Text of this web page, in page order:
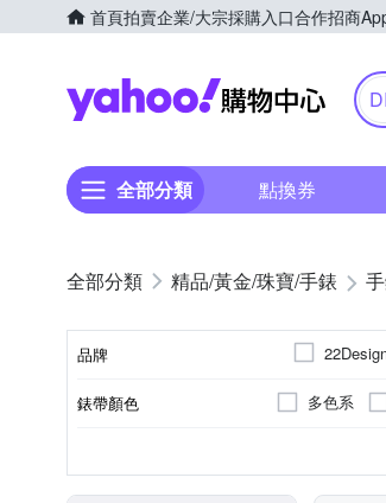
首頁拍賣企業/大宗採購入口合作招商
全部分類 點換券
精品/黃金/珠寶/手錶
品牌
錶帶顏色 多色系